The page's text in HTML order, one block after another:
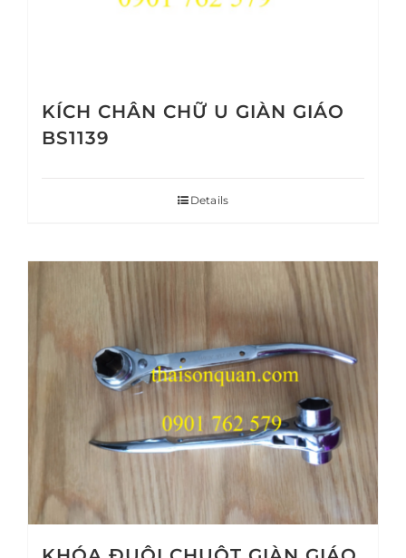
KÍCH CHÂN CHỮ U GIÀN GIÁO
BS1139
Details